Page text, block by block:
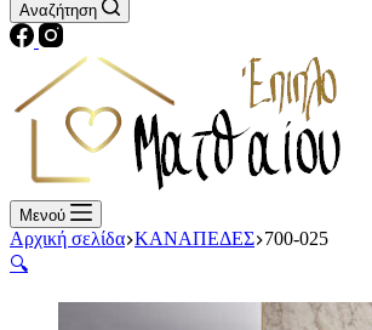
Αναζήτηση
Μενού
Αρχική σελίδα ΚΑΝΑΠΕΔΕΣ 700-025
🔍